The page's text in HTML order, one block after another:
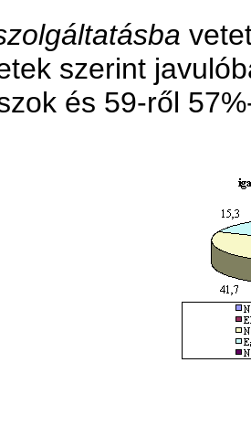
szerint
és 59-ről